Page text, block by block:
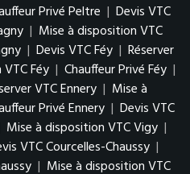
Privé Peltre | Devis VTC
| Mise à disposition VTC
| Devis VTC Féy | Réserver
Féy | Chauffeur Privé Féy |
VTC Ennery | Mise à
Privé Ennery | Devis VTC
Mise à disposition VTC Vigy |
VTC Courcelles-Chaussy |
| Mise à disposition VTC